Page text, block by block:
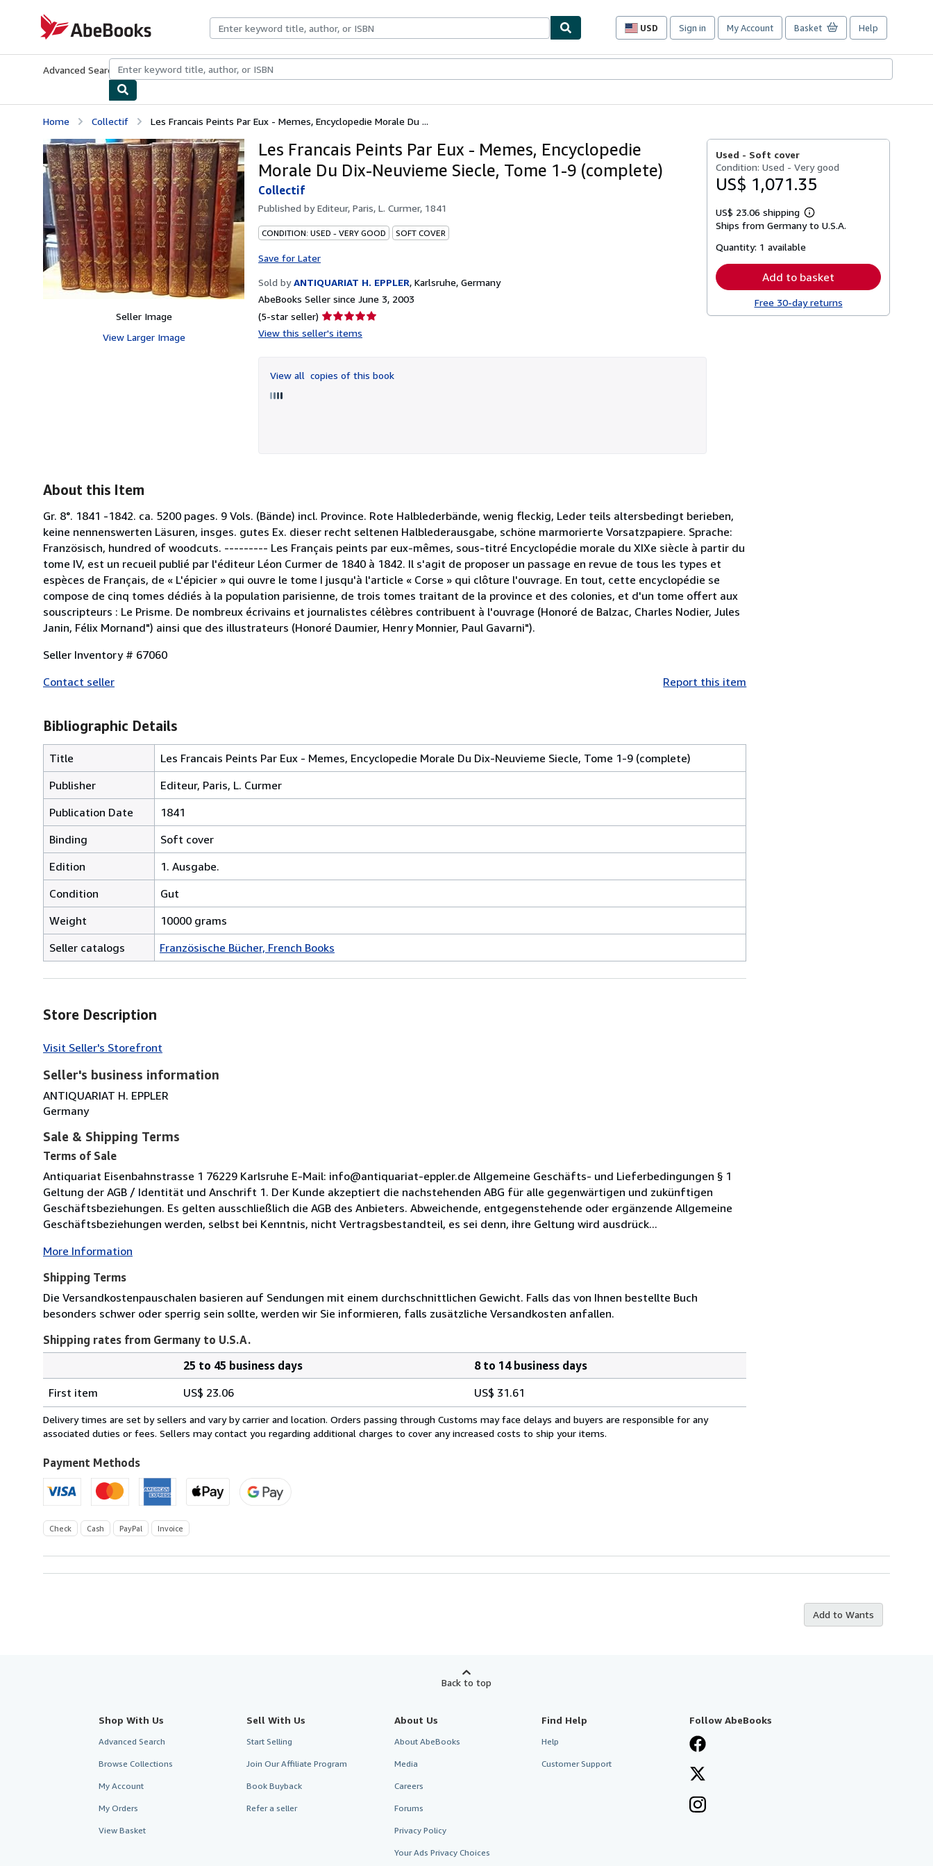
AbeBooks.com
USD
Site
preferences
Sign in My Account Basket Help
Advanced Search Browse CollectionsRare BooksArt & Collectibles
Home Collectif Les Francais Peints Par Eux - Memes, Encyclopedie Morale Du ...
Seller Image
View Larger Image
Les Francais Peints Par Eux - Memes, Encyclopedie
Morale Du Dix-Neuvieme Siecle, Tome 1-9 (complete)
Collectif
Published byEditeur, Paris, L. Curmer, 1841
CONDITION: USED - VERY GOOD SOFT COVER
Save for Later
Sold by ANTIQUARIAT H. EPPLER, Karlsruhe, Germany
AbeBooks Seller since June 3, 2003
(5-star seller) Seller
rating
of
5
View this seller's items
View all copies of this book
Used - Soft cover
Condition: Used - Very good
US$ 1,071.35
US$ 23.06 shipping
Learn
more
Ships from Germany to U.S.A.
Quantity: 1 available
Add to basket
Free 30-day returns
About this Item
Gr. 8°. 1841 -1842. ca. 5200 pages. 9 Vols. (Bände) incl. Province. Rote Halblederbände, wenig fleckig, Leder teils altersbedingt berieben,
keine nennenswerten Läsuren, insges. gutes Ex. dieser recht seltenen Halblederausgabe, schöne marmorierte Vorsatzpapiere. Sprache:
Französisch, hundred of woodcuts. --------- Les Français peints par eux-mêmes, sous-titré Encyclopédie morale du XIXe siècle à partir du
tome IV, est un recueil publié par l'éditeur Léon Curmer de 1840 à 1842. Il s'agit de proposer un passage en revue de tous les types et
espèces de Français, de « L'épicier » qui ouvre le tome I jusqu'à l'article « Corse » qui clôture l'ouvrage. En tout, cette encyclopédie se
compose de cinq tomes dédiés à la population parisienne, de trois tomes traitant de la province et des colonies, et d'un tome offert aux
souscripteurs : Le Prisme. De nombreux écrivains et journalistes célèbres contribuent à l'ouvrage (Honoré de Balzac, Charles Nodier, Jules
Janin, Félix Mornand") ainsi que des illustrateurs (Honoré Daumier, Henry Monnier, Paul Gavarni").
Seller Inventory # 67060
Contact seller
Report this item
Bibliographic Details
Title
Les Francais Peints Par Eux - Memes, Encyclopedie Morale Du Dix-Neuvieme Siecle, Tome 1-9 (complete)
Publisher
Editeur, Paris, L. Curmer
Publication Date
1841
Binding
Soft cover
Edition
1. Ausgabe.
Condition
Gut
Weight
10000 grams
Seller catalogs
Französische Bücher, French Books
Store Description
Visit Seller's Storefront
Seller's business information
ANTIQUARIAT H. EPPLER
Germany
Sale & Shipping Terms
Terms of Sale
Antiquariat Eisenbahnstrasse 1 76229 Karlsruhe E-Mail: info@antiquariat-eppler.de Allgemeine Geschäfts- und Lieferbedingungen § 1
Geltung der AGB / Identität und Anschrift 1. Der Kunde akzeptiert die nachstehenden ABG für alle gegenwärtigen und zukünftigen
Geschäftsbeziehungen. Es gelten ausschließlich die AGB des Anbieters. Abweichende, entgegenstehende oder ergänzende Allgemeine
Geschäftsbeziehungen werden, selbst bei Kenntnis, nicht Vertragsbestandteil, es sei denn, ihre Geltung wird ausdrück...
More Information
Shipping Terms
Die Versandkostenpauschalen basieren auf Sendungen mit einem durchschnittlichen Gewicht. Falls das von Ihnen bestellte Buch
besonders schwer oder sperrig sein sollte, werden wir Sie informieren, falls zusätzliche Versandkosten anfallen.
Shipping rates from Germany to U.S.A.
rates
from
Germany
U.S.A.
25 to 45 business days
8 to 14 business days
First item
US$ 23.06 US$ 31.61
Delivery times are set by sellers and vary by carrier and location. Orders passing through Customs may face delays and buyers are responsible for any
associated duties or fees. Sellers may contact you regarding additional charges to cover any increased costs to ship your items.
Payment Methods
Check Cash PayPal Invoice
Add to Wants
Back to top
Shop With Us
Advanced Search
Browse Collections
My Account
My Orders
View Basket
Sell With Us
Start Selling
Join Our Affiliate Program
Book Buyback
Refer a seller
About Us
About AbeBooks
Media
Careers
Forums
Privacy Policy
Your Ads Privacy Choices
Find Help
Help
Customer Support
Follow AbeBooks